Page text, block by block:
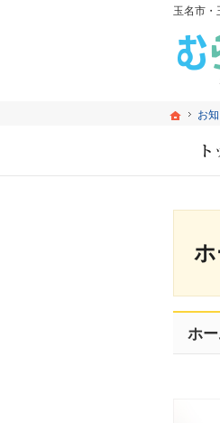
ホーム
お
ホ
ホ
ホーム
お